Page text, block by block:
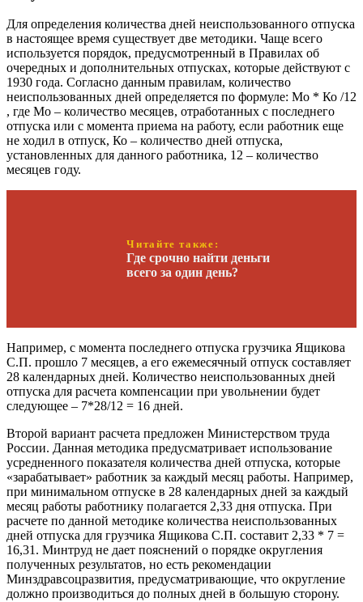
Для определения количества дней неиспользованного отпуска
в настоящее время существует две методики. Чаще всего
используется порядок, предусмотренный в Правилах об
очередных и дополнительных отпусках, которые действуют с
1930 года. Согласно данным правилам, количество
неиспользованных дней определяется по формуле: Мо * Ко /12
, где Мо – количество месяцев, отработанных с последнего
отпуска или с момента приема на работу, если работник еще
не ходил в отпуск, Ко – количество дней отпуска,
установленных для данного работника, 12 – количество
месяцев году.
Читайте также:
Где срочно найти деньги
всего за один день?
Например, с момента последнего отпуска грузчика Ящикова
С.П. прошло 7 месяцев, а его ежемесячный отпуск составляет
28 календарных дней. Количество неиспользованных дней
отпуска для расчета компенсации при увольнении будет
следующее – 7*28/12 = 16 дней.
Второй вариант расчета предложен Министерством труда
России. Данная методика предусматривает использование
усредненного показателя количества дней отпуска, которые
«зарабатывает» работник за каждый месяц работы. Например,
при минимальном отпуске в 28 календарных дней за каждый
месяц работы работнику полагается 2,33 дня отпуска. При
расчете по данной методике количества неиспользованных
дней отпуска для грузчика Ящикова С.П. составит 2,33 * 7 =
16,31. Минтруд не дает пояснений о порядке округления
полученных результатов, но есть рекомендации
Минздравсоцразвития, предусматривающие, что округление
должно производиться до полных дней в большую сторону.